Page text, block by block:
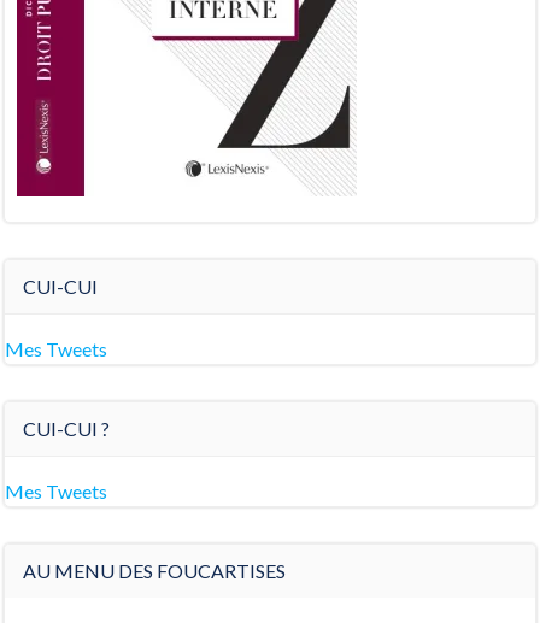
CUI-CUI
Mes Tweets
CUI-CUI ?
Mes Tweets
AU MENU DES FOUCARTISES